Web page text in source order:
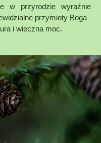
w przyrodzie wyraźnie
przymioty Boga
i wieczna moc.